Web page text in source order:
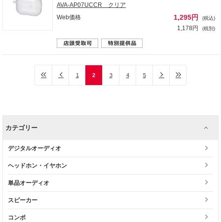
AVA-AP07UCCR クリア
Web価格
1,295円 (税込)
1,178円 (税別)
1 2 3 4 5
カテゴリー
デジタルオーディオ
ヘッドホン・イヤホン
単品オーディオ
スピーカー
コンポ